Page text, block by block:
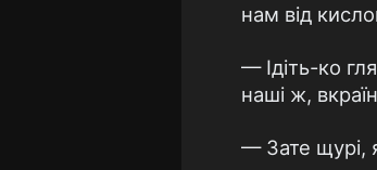
нам від
— Ідіть-ко
наші ж,
— Зате щурі,